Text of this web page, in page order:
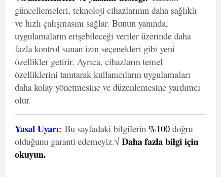
güncellemeleri, teknoloji cihazlarının daha sağlıklı
ve hızlı çalışmasını sağlar. Bunun yanında,
uygulamaların erişebileceği veriler üzerinde daha
fazla kontrol sunan izin seçenekleri gibi yeni
özellikler getirir. Ayrıca, cihazların temel
özelliklerini tanıtarak kullanıcıların uygulamaları
daha kolay yönetmesine ve düzenlemesine yardımcı
olur.
Yasal Uyarı: Bu sayfadaki bilgilerin %100 doğru
olduğunu garanti edemeyiz.√ Daha fazla bilgi için
okuyun.